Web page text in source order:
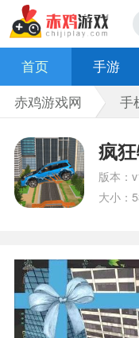
首页 手游
赤鸡游戏网
手
疯
版本：
大小：